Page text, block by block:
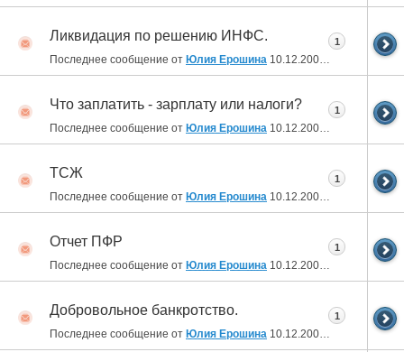
Ликвидация по решению ИНФС.
Последнее сообщение от Юлия Ерошина 10.12.2009 10:22
1
Что заплатить - зарплату или налоги?
Последнее сообщение от Юлия Ерошина 10.12.2009 10:20
1
ТСЖ
Последнее сообщение от Юлия Ерошина 10.12.2009 10:19
1
Отчет ПФР
Последнее сообщение от Юлия Ерошина 10.12.2009 10:18
1
Добровольное банкротство.
Последнее сообщение от Юлия Ерошина 10.12.2009 10:13
1